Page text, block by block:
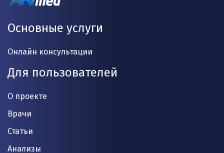
Основные услуги
Онлайн консультации
Для пользователей
О проекте
Врачи
Статьи
Анализы